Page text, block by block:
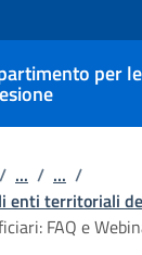
sito
per
/ ... / ... /
enti territoriali
FAQ e